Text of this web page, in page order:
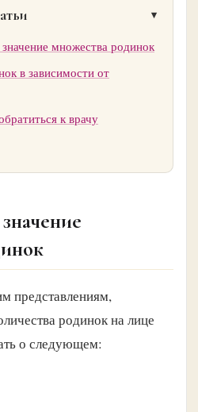
множества родинок
в зависимости от
к врачу
представлениям,
родинок на лице
о следующем: